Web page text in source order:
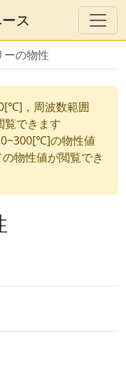
ス
ーの物性
，周波数範囲
覧できます
の物性値
物性値が閲覧でき